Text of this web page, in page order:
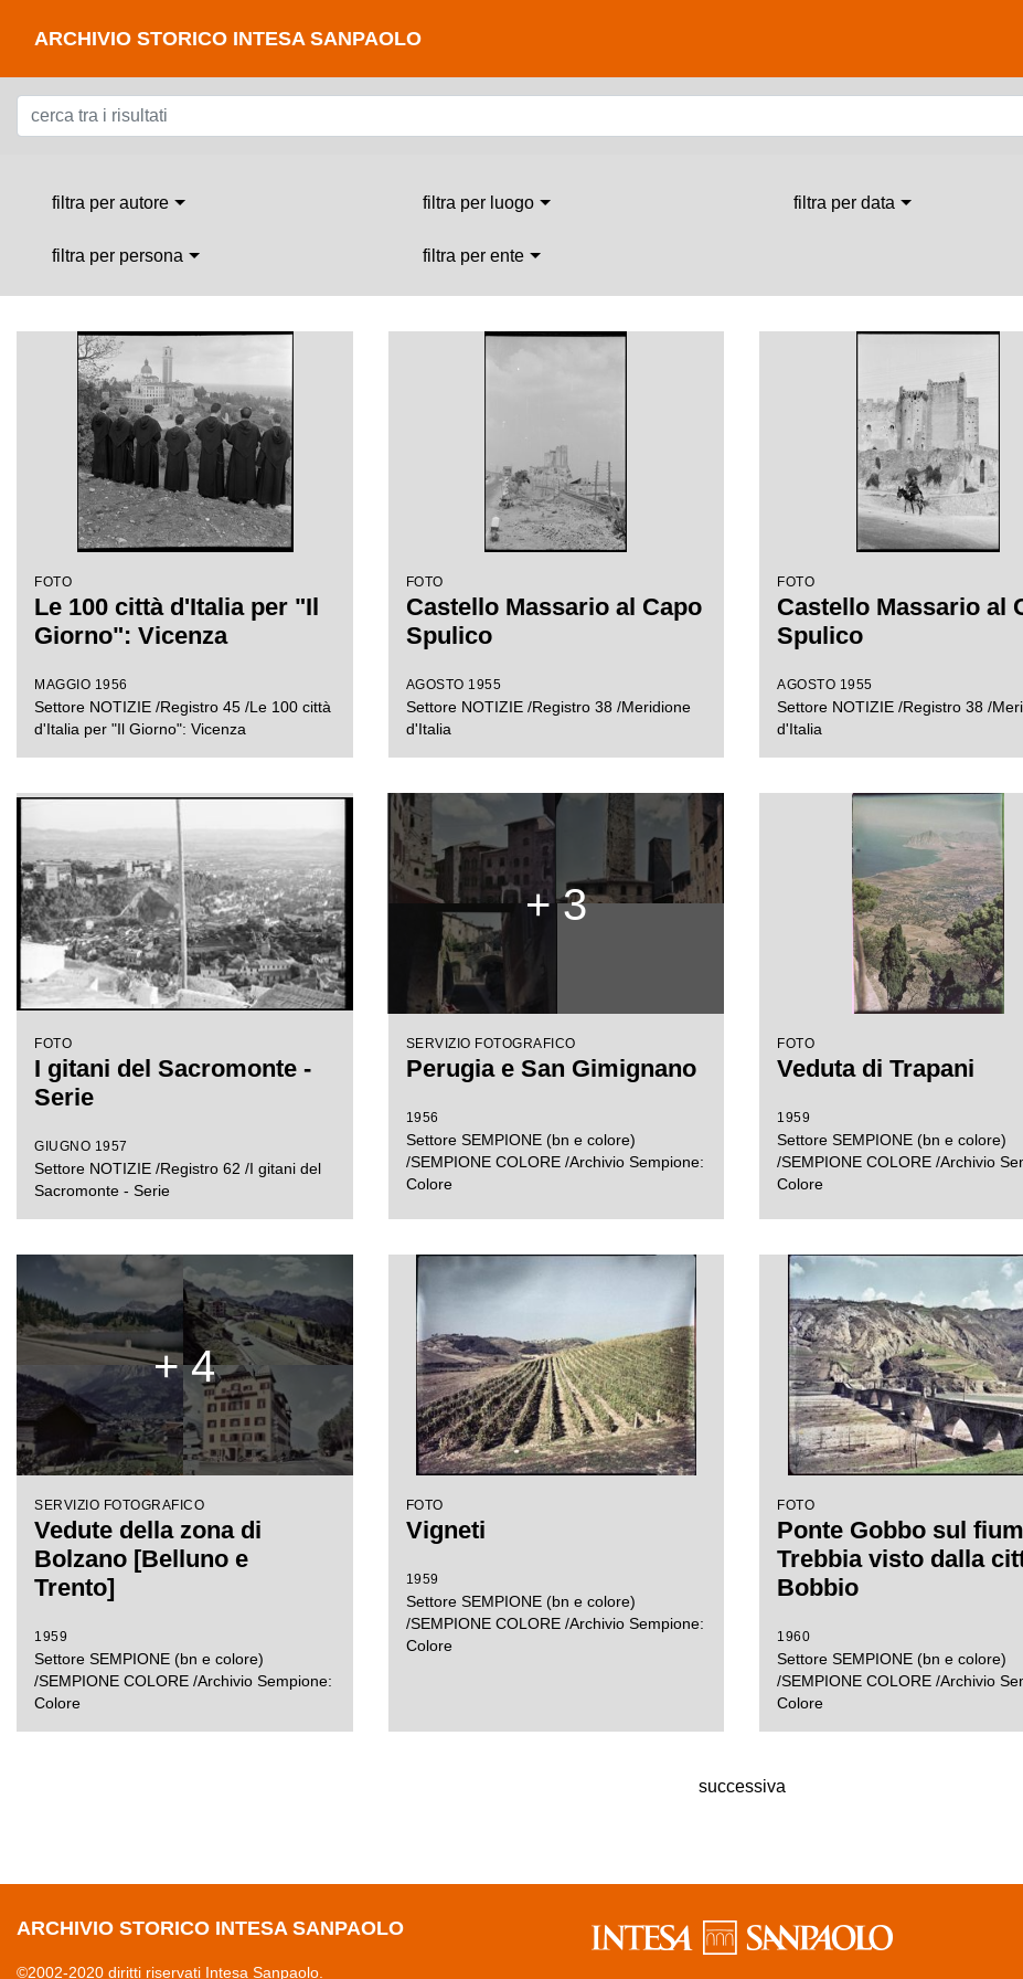
ARCHIVIO STORICO INTESA SANPAOLO
filtra per autore filtra per luogo filtra per data
filtra per persona filtra per ente
FOTO
Le 100 città d'Italia per "Il
Giorno": Vicenza
MAGGIO 1956
Settore NOTIZIE /Registro 45 /Le 100 città
d'Italia per "Il Giorno": Vicenza
FOTO
Castello Massario al Capo
Spulico
AGOSTO 1955
Settore NOTIZIE /Registro 38 /Meridione
d'Italia
FOTO
Castello Massario al
Spulico
AGOSTO 1955
Settore NOTIZIE /Registro 38 /
d'Italia
FOTO
I gitani del Sacromonte -
Serie
GIUGNO 1957
Settore NOTIZIE /Registro 62 /I gitani del
Sacromonte - Serie
+ 3
SERVIZIO FOTOGRAFICO
Perugia e San Gimignano
1956
Settore SEMPIONE (bn e colore)
/SEMPIONE COLORE /Archivio Sempione:
Colore
FOTO
Veduta di Trapani
1959
Settore SEMPIONE (bn e colore)
/SEMPIONE COLORE /Archivio
Colore
+ 4
SERVIZIO FOTOGRAFICO
Vedute della zona di
Bolzano [Belluno e
Trento]
1959
Settore SEMPIONE (bn e colore)
/SEMPIONE COLORE /Archivio Sempione:
Colore
FOTO
Vigneti
1959
Settore SEMPIONE (bn e colore)
/SEMPIONE COLORE /Archivio Sempione:
Colore
FOTO
Ponte Gobbo sul
Trebbia visto dalla
Bobbio
1960
Settore SEMPIONE (bn e colore)
/SEMPIONE COLORE /Archivio
Colore
successiva
ARCHIVIO STORICO INTESA SANPAOLO
©2002-2020 diritti riservati Intesa Sanpaolo.